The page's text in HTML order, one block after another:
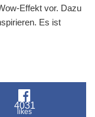
Effekt vor. Dazu
Es ist
4031
likes